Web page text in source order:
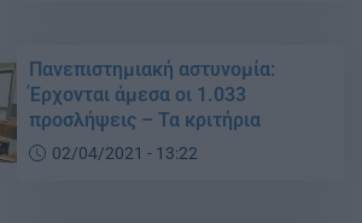
Πανεπιστημιακή αστυνομία:
Έρχονται άμεσα οι 1.033
προσλήψεις – Τα κριτήρια
02/04/2021 - 13:22